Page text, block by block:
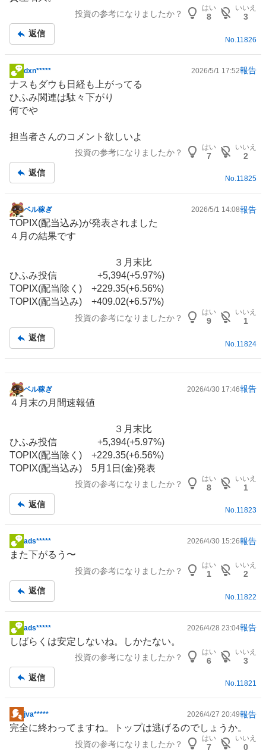
板
投資の参考になりましたか？
はい
8
いいえ
3
返信
No. 11826
掲
示
板
記
dxn***** 2026/5/1 17:52報告
ナスもダウも日経も上がってる
ひふみ関連は駄々下がり
何でや
担当者さんのコメント欲しいよ
投資の参考になりましたか？
はい
7
いいえ
2
返信
No.11825
掲
示
板
ベル稼ぎ 2026/5/1 14:08報告
TOPIX(配当込み)が発表されました
４月の結果です
３月末比
ひふみ投信 +5,394(+5.97%)
TOPIX(配当除く) +229.35(+6.56%)
TOPIX(配当込み) +409.02(+6.57%)
投資の参考になりましたか？
はい
9
いいえ
1
返信
No. 11824
掲
示
事
ベル稼ぎ 2026/4/30 17:46報告
４月末の月間速報値
３月末比
ひふみ投信 +5,394(+5.97%)
TOPIX(配当除く) +229.35(+6.56%)
TOPIX(配当込み) 5月1日(金)発表
投資の参考になりましたか？
はい
8
いいえ
1
返信
No.11823
掲
示
事
ads***** 2026/4/30 15:26報告
また下がるう〜
投資の参考になりましたか？
はい
1
いいえ
2
返信
No. 11822
掲
示
事
ads***** 2026/4/28 23:04報告
しばらくは安定しないね。しかたない。
投資の参考になりましたか？
はい
6
いいえ
3
返信
No.11821
掲
示
jva***** 2026/4/27 20:49報告
完全に終わってますね。トップは逃げるのでしょうか。
投資の参考になりましたか？
はい
7
いいえ
0